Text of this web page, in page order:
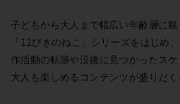
子どもから大人まで幅広い年齢層に
「11ぴきのねこ」シリーズをはじめ
作活動の軌跡や没後に見つかったスケ
大人も楽しめるコンテンツが盛りだく